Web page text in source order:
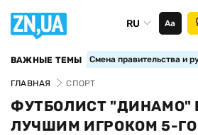
RU Аа
ВАЖНЫЕ ТЕМЫ Смена правительства и
ГЛАВНАЯ СПОРТ
ФУТБОЛИСТ "ДИНАМО"
ЛУЧШИМ ИГРОКОМ 5-ГО